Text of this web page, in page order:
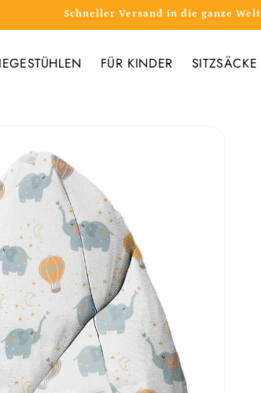
Schneller Versand in die ganze Welt
FÜR KINDER SITZSÄCKE